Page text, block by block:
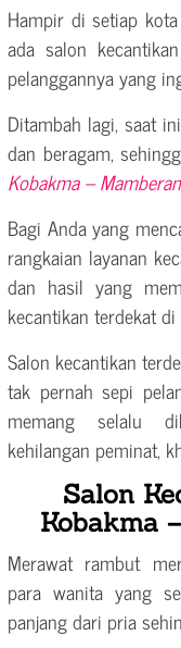
Hampir di setiap
ada salon
pelanggannya yang
Ditambah lagi, saat
dan beragam,
Kobakma –
Bagi Anda yang
rangkaian layanan
dan hasil yang
kecantikan terdekat
Salon kecantikan
tak pernah sepi
memang selalu
kehilangan peminat,
Salon
Kobakma
Merawat rambut
para wanita yang
panjang dari pria